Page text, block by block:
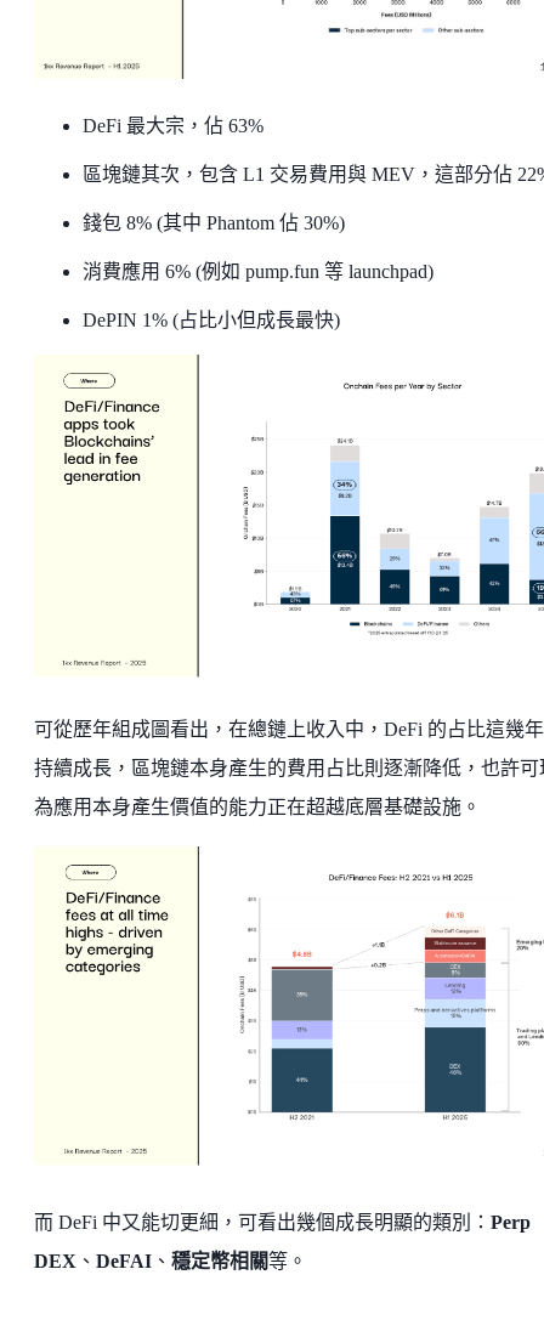
DeFi 最大宗，佔 63%
區塊鏈其次，包含 L1 交易費用與 MEV，這部分佔
錢包 8% (其中 Phantom 佔 30%)
消費應用 6% (例如 pump.fun 等 launchpad)
DePIN 1% (占比小但成長最快)
可從歷年組成圖看出，在總鏈上收入中，DeFi 的占比這幾
持續成長，區塊鏈本身產生的費用占比則逐漸降低，也許可
為應用本身產生價值的能力正在超越底層基礎設施。
而 DeFi 中又能切更細，可看出幾個成長明顯的類別： Perp
DEX 、 DeFAI 、 穩定幣相關等。